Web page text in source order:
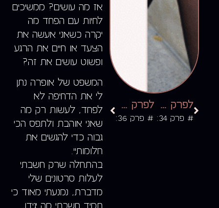
אז מה עושים? ממשיכים
לחיות עם הפחד מה
יקרה כשאני אעשה את
הצעד או חיים את הרגע
ופשוט עושים את זה?
המשפט של אופרה נתן
לי את הדחיפה לא
לפחד, לעשות רק מה
שאני אוהבת ולתפס הכי
גבוה כדי להגשים את
חלומותיי.
בהתחלה שרק חשבתי
לעלות סרטונים שלי
מדברת, נמנעתי מאוד כי
תמיד חשבתי מה יגידו,
לפרק הקודם
# פרק 34:
לפרק הבא
# פרק 36: